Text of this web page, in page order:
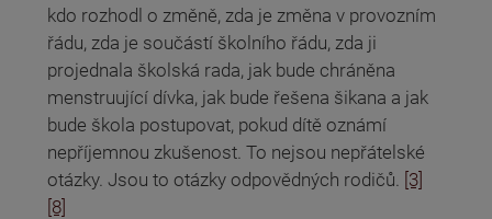
kdo rozhodl o změně, zda je změna v provozním
řádu, zda je součástí školního řádu, zda ji
projednala školská rada, jak bude chráněna
menstruující dívka, jak bude řešena šikana a jak
bude škola postupovat, pokud dítě oznámí
nepříjemnou zkušenost. To nejsou nepřátelské
otázky. Jsou to otázky odpovědných rodičů. [3]
[8]